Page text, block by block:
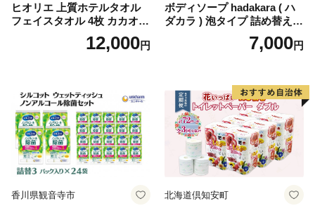
ヒオリエ 上質ホテルタオル
フェイスタオル 4枚 カカオ
【タオル 泉州タオル 吸水 普
段使い 無地 シンプル 日用品
12,000円
ボディソープ hadakara ( ハ
ダカラ ) 泡タイプ 詰め替え 4
40ml×4袋 ボディーソープ 泡
ボディソープ 泡 日用品 消耗
泡石鹸 石鹸 兵庫 兵庫県 小野
7,000円
香川県観音寺市 北海道倶知安町